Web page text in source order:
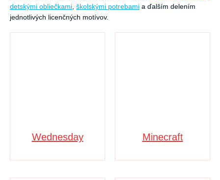
detskými obliečkami školskými potrebami a ďalším delením
jednotlivých licenčných motívov.
Wednesday Minecraft